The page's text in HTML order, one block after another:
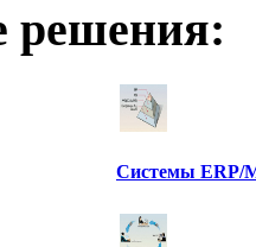
решения:
Системы ERP/